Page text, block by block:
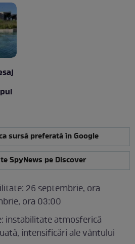
sursă preferată în Google
SpyNews pe Discover
26 septembrie, ora
ora 03:00
instabilitate atmosferică
intensificări ale vântului